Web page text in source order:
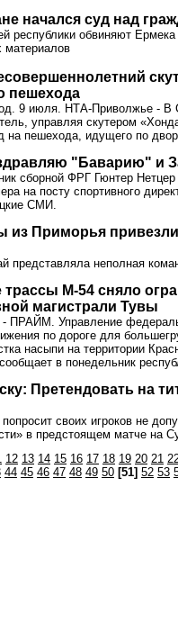
начался суд над
республики обвиняют
материалов
пешехода
9 июля. НТА-Приволжье - В
управляя скутером
на пешехода, идущего по
"Баварию" и
сборной ФРГ Гюнтер
на посту спортивного
СМИ.
из Приморья
представляла неполная
трассы М-54 сняло
магистрали Тувы
Управление
по дороге для
насыпи на территории
в понедельник
Претендовать на
своих игроков не
в предстоящем матче на
12 13 14 15 16 17 18 19 20 21
44 45 46 47 48 49 50 [51] 52 53